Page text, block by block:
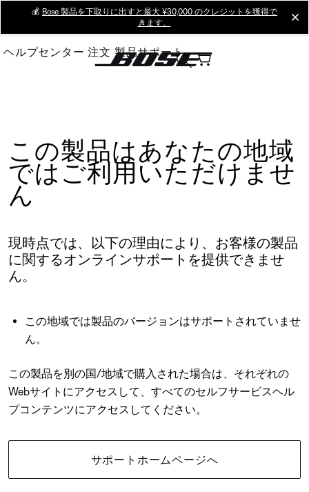
Main
💰 Bose 製品を下取りに出すと最大 ¥30,000 のクレジットを獲得で
きます。
ヘルプセンター 注文 製品サポート
この製品はあなたの地域
ではご利用いただけませ
ん
現時点では、以下の理由により、お客様の製品
に関するオンラインサポートを提供できませ
ん。
この地域では製品のバージョンはサポートされていませ
ん。
この製品を別の国/地域で購入された場合は、それぞれの
Webサイトにアクセスして、すべてのセルフサービスヘル
プコンテンツにアクセスしてください。
サポートホームページへ